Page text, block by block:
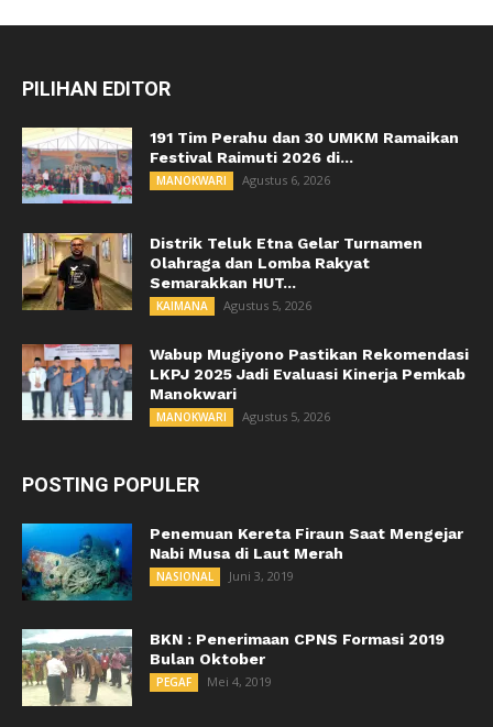
PILIHAN EDITOR
191 Tim Perahu dan 30 UMKM Ramaikan
Festival Raimuti 2026 di...
MANOKWARI Agustus 6, 2026
Distrik Teluk Etna Gelar Turnamen
Olahraga dan Lomba Rakyat
Semarakkan HUT...
KAIMANA Agustus 5, 2026
Wabup Mugiyono Pastikan Rekomendasi
LKPJ 2025 Jadi Evaluasi Kinerja Pemkab
Manokwari
MANOKWARI Agustus 5, 2026
POSTING POPULER
Penemuan Kereta Firaun Saat Mengejar
Nabi Musa di Laut Merah
NASIONAL Juni 3, 2019
BKN : Penerimaan CPNS Formasi 2019
Bulan Oktober
PEGAF Mei 4, 2019